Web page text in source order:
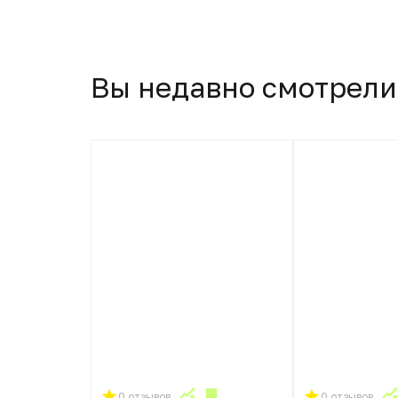
Вы недавно смотрели